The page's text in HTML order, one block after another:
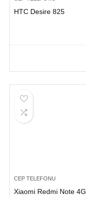
HTC Desire 825
CEP TELEFONU
Xiaomi Redmi Note 4G